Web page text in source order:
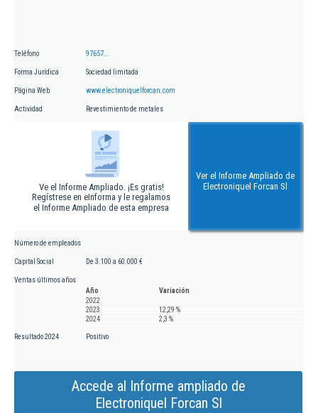
Teléfono 97657...
Forma Jurídica Sociedad limitada
Página Web www.electroniquelforcan.com
Actividad Revestimiento de metales
Ve el Informe Ampliado. ¡Es gratis!
Regístrese en eInforma y le regalamos
el Informe Ampliado de esta empresa
Ver el Informe Ampliado de
Electroniquel Forcan Sl
Número de empleados
Capital Social De 3.100 a 60.000 €
Ventas últimos años
Año
Variación
2022
2023
12,29 %
2024
2,3 %
Resultado 2024 Positivo
Accede al Informe ampliado de
Electroniquel Forcan Sl